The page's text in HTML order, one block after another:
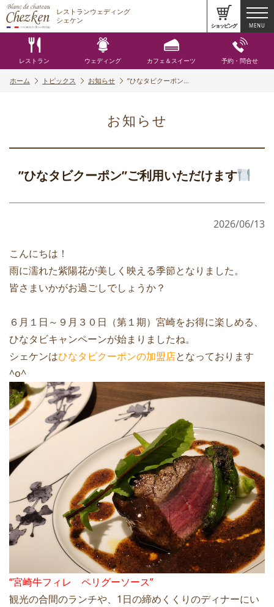
レストランウェディング
シェケン
レストラン ウェディング カフェ＆スイーツ 予約・問合せ
ショッピング MENU
ホーム トピックス お知らせ ”ひなタビクーポン…
お知らせ
”ひなタビクーポン”ご利用いただけます
2026/06/13
こんにちは！
雨に濡れた紫陽花が美しく映える季節となりました。
皆さまいかがお過ごしでしょうか？
６月１日～９月３０日（第１期）宮崎をお得に楽しめる、
ひなタビキャンペーンが始まりましたね。
シェケンはひなタビクーポンの加盟店となっております
^o^
“宮崎牛フィレ ペリグーソース”
観光の合間のランチや、1日の締めくくりのディナーにい